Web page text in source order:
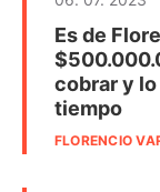
Es de
cobrar y
tiempo
FLORENCIO